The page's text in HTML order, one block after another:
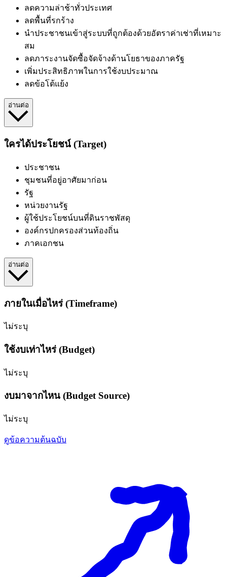
ลดความล่าช้าทั่วประเทศ
ลดพื้นที่รกร้าง
นำประชาชนเข้าสู่ระบบที่ถูกต้องด้วยอัตราค่าเช่าที่เหมาะ
สม
ลดภาระงานจัดซื้อจัดจ้างด้านโยธาของภาครัฐ
เพิ่มประสิทธิภาพในการใช้งบประมาณ
ลดข้อโต้แย้ง
อ่านต่อ
ใครได้ประโยชน์ (Target)
ประชาชน
ชุมชนที่อยู่อาศัยมาก่อน
รัฐ
หน่วยงานรัฐ
ผู้ใช้ประโยชน์บนที่ดินราชพัสดุ
องค์กรปกครองส่วนท้องถิ่น
ภาคเอกชน
อ่านต่อ
ภายในเมื่อไหร่ (Timeframe)
ไม่ระบุ
ใช้งบเท่าไหร่ (Budget)
ไม่ระบุ
งบมาจากไหน (Budget Source)
ไม่ระบุ
ดูข้อความต้นฉบับ